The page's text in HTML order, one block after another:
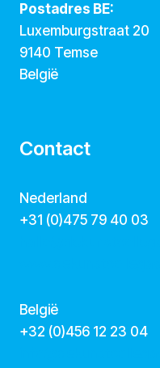
Postadres BE:
Luxemburgstraat 20
9140 Temse
België
Contact
Nederland
+31 (0)475 79 40 03
België
‭+32 (0)456 12 23 04‬